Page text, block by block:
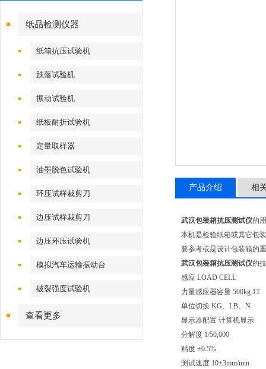
纸品检测仪器
纸箱抗压试验机
跌落试验机
振动试验机
纸板耐折试验机
定量取样器
油墨脱色试验机
环压试样裁剪刀
边压试样裁剪刀
边压环压试验机
模拟汽车运输振动台
破裂强度试验机
查看更多
产品介绍 相
武汉包装箱抗压测试仪的
本机是检验纸箱或其它包
要参考或是设计包装箱的
武汉包装箱抗压测试仪的
感应 LOAD CELL
力量感应器容量 500kg 1T
单位切换 KG、LB、N
显示器配置 计算机显示
分解度 1/50,000
精度 ±0.5%
测试速度 10±3mm/min